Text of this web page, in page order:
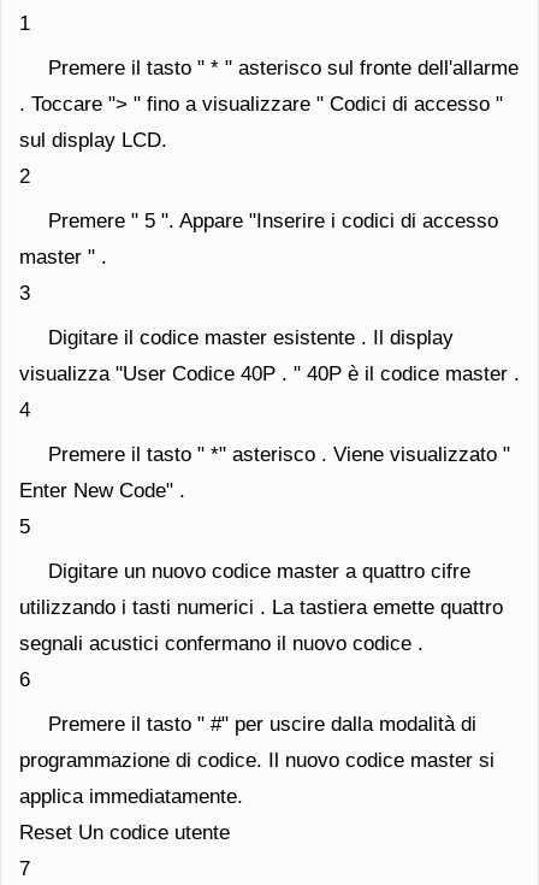
1
Premere il tasto " * " asterisco sul fronte dell'allarme
. Toccare "> " fino a visualizzare " Codici di accesso "
sul display LCD.
2
Premere " 5 ". Appare "Inserire i codici di accesso
master " .
3
Digitare il codice master esistente . Il display
visualizza "User Codice 40P . " 40P è il codice master .
4
Premere il tasto " *" asterisco . Viene visualizzato "
Enter New Code" .
5
Digitare un nuovo codice master a quattro cifre
utilizzando i tasti numerici . La tastiera emette quattro
segnali acustici confermano il nuovo codice .
6
Premere il tasto " #" per uscire dalla modalità di
programmazione di codice. Il nuovo codice master si
applica immediatamente.
Reset Un codice utente
7